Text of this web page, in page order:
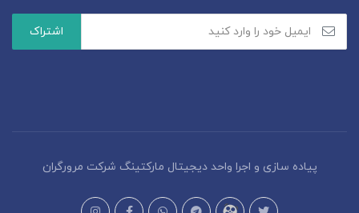
پیاده سازی و اجرا واحد دیجیتال مارکتینگ شرکت مرورگران